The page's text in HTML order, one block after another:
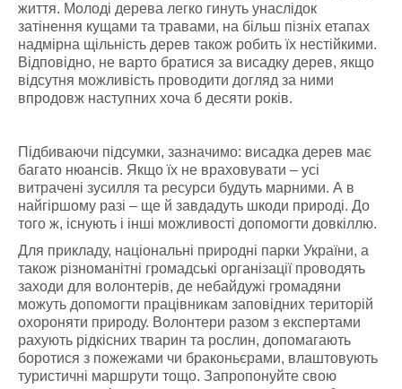
життя. Молоді дерева легко гинуть унаслідок
затінення кущами та травами, на більш пізніх етапах
надмірна щільність дерев також робить їх нестійкими.
Відповідно, не варто братися за висадку дерев, якщо
відсутня можливість проводити догляд за ними
впродовж наступних хоча б десяти років.
Підбиваючи підсумки, зазначимо: висадка дерев має
багато нюансів. Якщо їх не враховувати – усі
витрачені зусилля та ресурси будуть марними. А в
найгіршому разі – ще й завдадуть шкоди природі. До
того ж, існують і інші можливості допомогти довкіллю.
Для прикладу, національні природні парки України, а
також різноманітні громадські організації проводять
заходи для волонтерів, де небайдужі громадяни
можуть допомогти працівникам заповідних територій
охороняти природу. Волонтери разом з експертами
рахують рідкісних тварин та рослин, допомагають
боротися з пожежами чи браконьєрами, влаштовують
туристичні маршрути тощо. Запропонуйте свою